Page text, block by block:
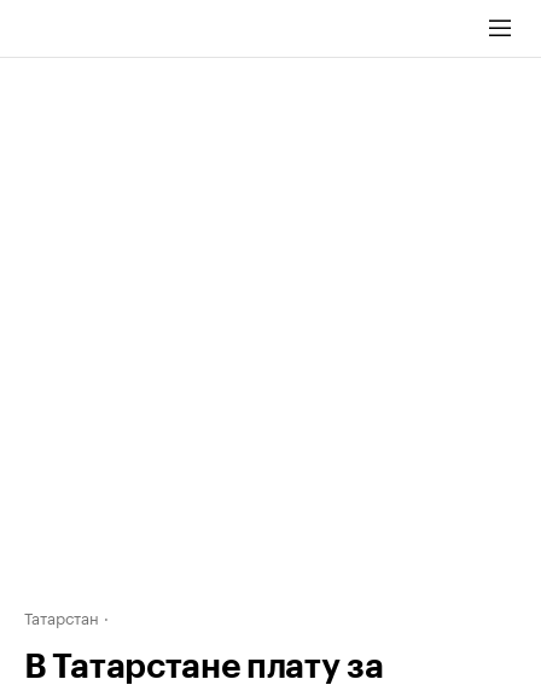
Татарстан
В Татарстане плату за